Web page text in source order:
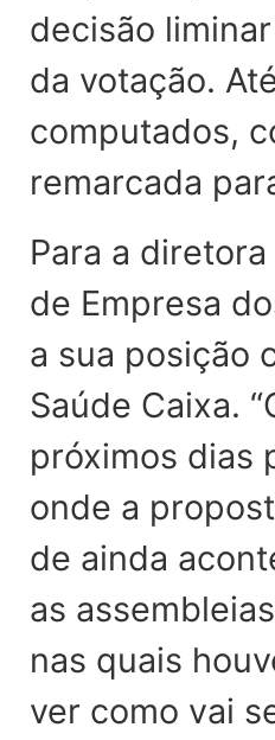
decisão
da votação.
computados,
remarcada
Para a
de Empresa
a sua posição
Saúde Caixa.
próximos dias
onde a
de ainda
as
nas quais
ver como vai